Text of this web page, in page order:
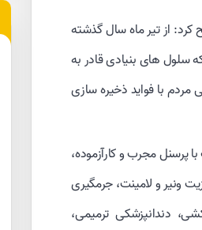
کرد: از تیر ماه سال گذشته
به اینکه سلول های بنیادی قادر به
مردم با فواید ذخیره سازی
پرسنل مجرب و کارآزموده،
ونیر و لامینت، جرمگیری
دندانپزشکی ترمیمی،